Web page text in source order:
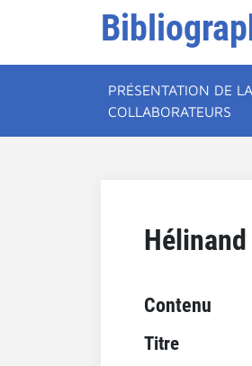
PRÉSENTATION DE
COLLABORATEURS
Contenu
Titre